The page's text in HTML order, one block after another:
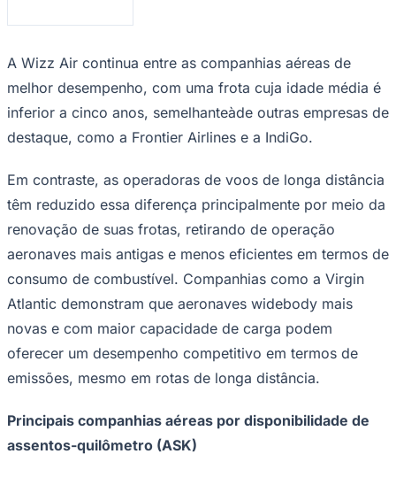
Santos
A Wizz Air continua entre as companhias aéreas de
melhor desempenho, com uma frota cuja idade média é
inferior a cinco anos, semelhanteàde outras empresas de
destaque, como a Frontier Airlines e a IndiGo.
Em contraste, as operadoras de voos de longa distância
têm reduzido essa diferença principalmente por meio da
renovação de suas frotas, retirando de operação
aeronaves mais antigas e menos eficientes em termos de
consumo de combustível. Companhias como a Virgin
Atlantic demonstram que aeronaves widebody mais
novas e com maior capacidade de carga podem
oferecer um desempenho competitivo em termos de
emissões, mesmo em rotas de longa distância.
Principais companhias aéreas por disponibilidade de
assentos-quilômetro (ASK)